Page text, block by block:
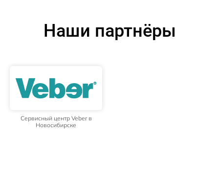
Наши партнёры
Сервисный центр Veber в
Новосибирске